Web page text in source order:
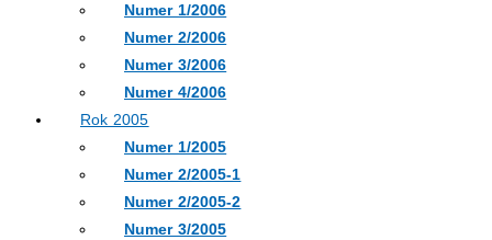
Numer 1/2006
Numer 2/2006
Numer 3/2006
Numer 4/2006
Rok 2005
Numer 1/2005
Numer 2/2005-1
Numer 2/2005-2
Numer 3/2005